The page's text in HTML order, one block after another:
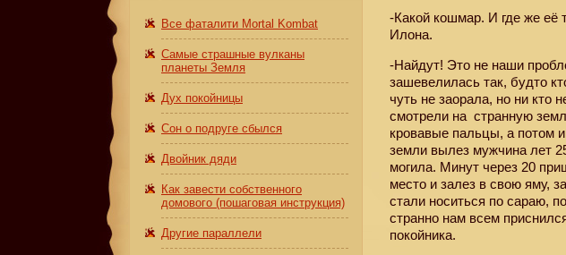
-Какой кошмар. И где же её
Илона.
-Найдут! Это не наши
зашевелилась так, будто
чуть не заорала, но ни кто
смотрели на странную
кровавые пальцы, а потом
земли вылез мужчина лет
могила. Минут через 20
место и залез в свою яму,
стали носиться по сараю,
странно нам всем
покойника.
Все фаталити Mortal Kombat
Самые страшные вулканы
планеты Земля
Дух покойницы
Сон о подруге сбылся
Двойник дяди
Как завести собственного
домового (пошаговая инструкция)
Другие параллели